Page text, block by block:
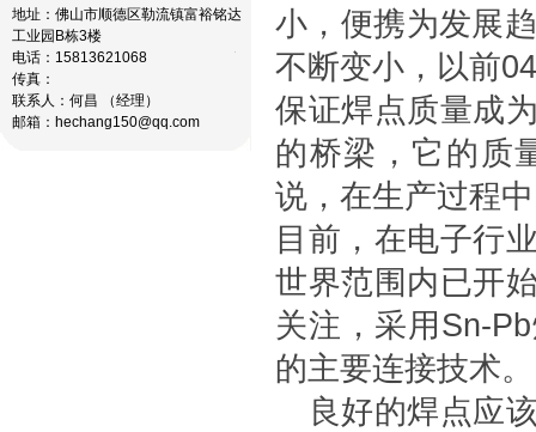
地址：佛山市顺德区勒流镇富裕铭达
工业园B栋3楼
电话：15813621068
传真：
联系人：何昌 （经理）
邮箱：hechang150@qq.com
小，便携为发展
不断变小，以前
保证焊点质量成
的桥梁，它的质
说，在生产过程
目前，在电子行
世界范围内已开
关注，采用Sn-
的主要连接技术。
良好的焊点应